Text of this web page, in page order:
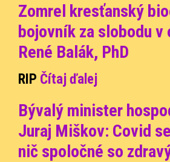
Zomrel kresťanský
bojovník za slobodu v
René Balák, PhD
RIP Čítaj ďalej
Bývalý minister
Juraj Miškov: Covid
nič spoločné so